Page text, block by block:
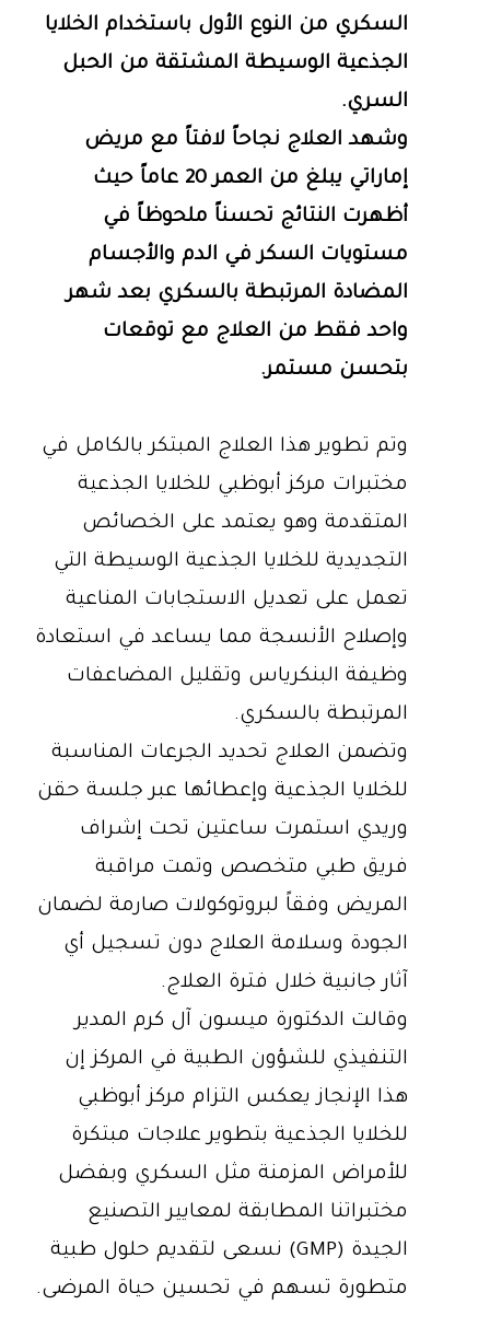
السكري من النوع الأول باستخدام الخلايا
الجذعية الوسيطة المشتقة من الحبل
السري.
وشهد العلاج نجاحاً لافتاً مع مريض
إماراتي يبلغ من العمر 20 عاماً حيث
أظهرت النتائج تحسناً ملحوظاً في
مستويات السكر في الدم والأجسام
المضادة المرتبطة بالسكري بعد شهر
واحد فقط من العلاج مع توقعات
بتحسن مستمر.
وتم تطوير هذا العلاج المبتكر بالكامل في
مختبرات مركز أبوظبي للخلايا الجذعية
المتقدمة وهو يعتمد على الخصائص
التجديدية للخلايا الجذعية الوسيطة التي
تعمل على تعديل الاستجابات المناعية
وإصلاح الأنسجة مما يساعد في استعادة
وظيفة البنكرياس وتقليل المضاعفات
المرتبطة بالسكري.
وتضمن العلاج تحديد الجرعات المناسبة
للخلايا الجذعية وإعطائها عبر جلسة حقن
وريدي استمرت ساعتين تحت إشراف
فريق طبي متخصص وتمت مراقبة
المريض وفقاً لبروتوكولات صارمة لضمان
الجودة وسلامة العلاج دون تسجيل أي
آثار جانبية خلال فترة العلاج.
وقالت الدكتورة ميسون آل كرم المدير
التنفيذي للشؤون الطبية في المركز إن
هذا الإنجاز يعكس التزام مركز أبوظبي
للخلايا الجذعية بتطوير علاجات مبتكرة
للأمراض المزمنة مثل السكري وبفضل
مختبراتنا المطابقة لمعايير التصنيع
الجيدة (GMP) نسعى لتقديم حلول طبية
متطورة تسهم في تحسين حياة المرضى.